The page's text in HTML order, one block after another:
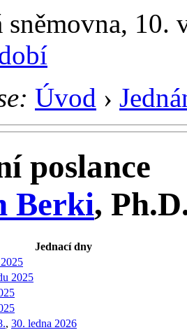
sněmovna,
Úvod ›
poslance
Berki,
Jednací dny
2025
, 30. ledna 2026